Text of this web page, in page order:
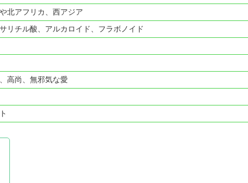
北アフリカ、西アジア
リチル酸、アルカロイド、フラボノイド
高尚、無邪気な愛